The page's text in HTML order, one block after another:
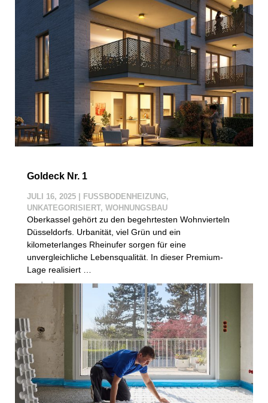
Goldeck Nr. 1
JULI 16, 2025| FUSSBODENHEIZUNG
,
UNKATEGORISIERT, WOHNUNGSBAU
Oberkassel gehört zu den begehrtesten Wohnvierteln
Düsseldorfs. Urbanität, viel Grün und ein
kilometerlanges Rheinufer sorgen für eine
unvergleichliche Lebensqualität. In dieser Premium-
Lage realisiert …
mehr lesen